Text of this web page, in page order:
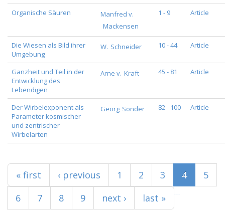
Organische Säuren
Manfred v.
Mackensen
1 - 9 Article
Die Wiesen als Bild ihrer
Umgebung
W. Schneider 10 - 44 Article
Ganzheit und Teil in der
Entwicklung des
Lebendigen
Arne v. Kraft 45 - 81 Article
Der Wirbelexponent als
Parameter kosmischer
und zentrischer
Wirbelarten
Georg Sonder 82 - 100 Article
Seiten
« first ‹ previous 1 2 3 4
5
6
7 8 9 …
next › last »